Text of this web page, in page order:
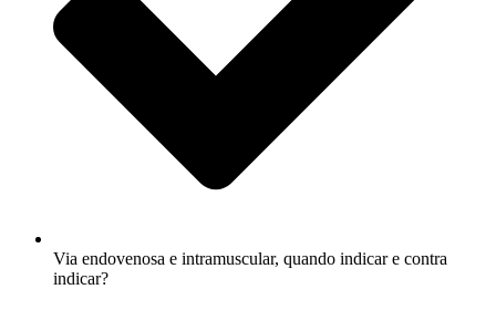
Via endovenosa e intramuscular, quando indicar e contra
indicar?